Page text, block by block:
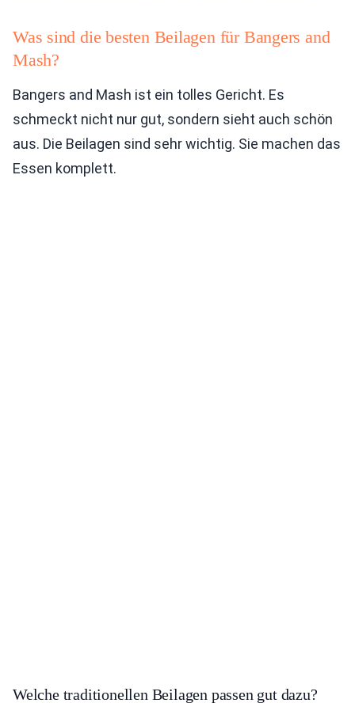
Was sind die besten Beilagen für Bangers and
Mash?
Bangers and Mash ist ein tolles Gericht. Es
schmeckt nicht nur gut, sondern sieht auch schön
aus. Die Beilagen sind sehr wichtig. Sie machen das
Essen komplett.
Welche traditionellen Beilagen passen gut dazu?